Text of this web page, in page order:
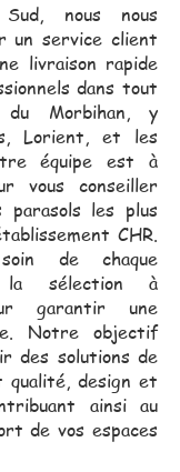
nous nous
un service client
livraison rapide
dans tout
Morbihan, y
Lorient, et les
équipe est à
vous conseiller
les plus
CHR.
de chaque
la sélection à
garantir une
Notre objectif
des solutions de
qualité, design et
ainsi au
de vos espaces